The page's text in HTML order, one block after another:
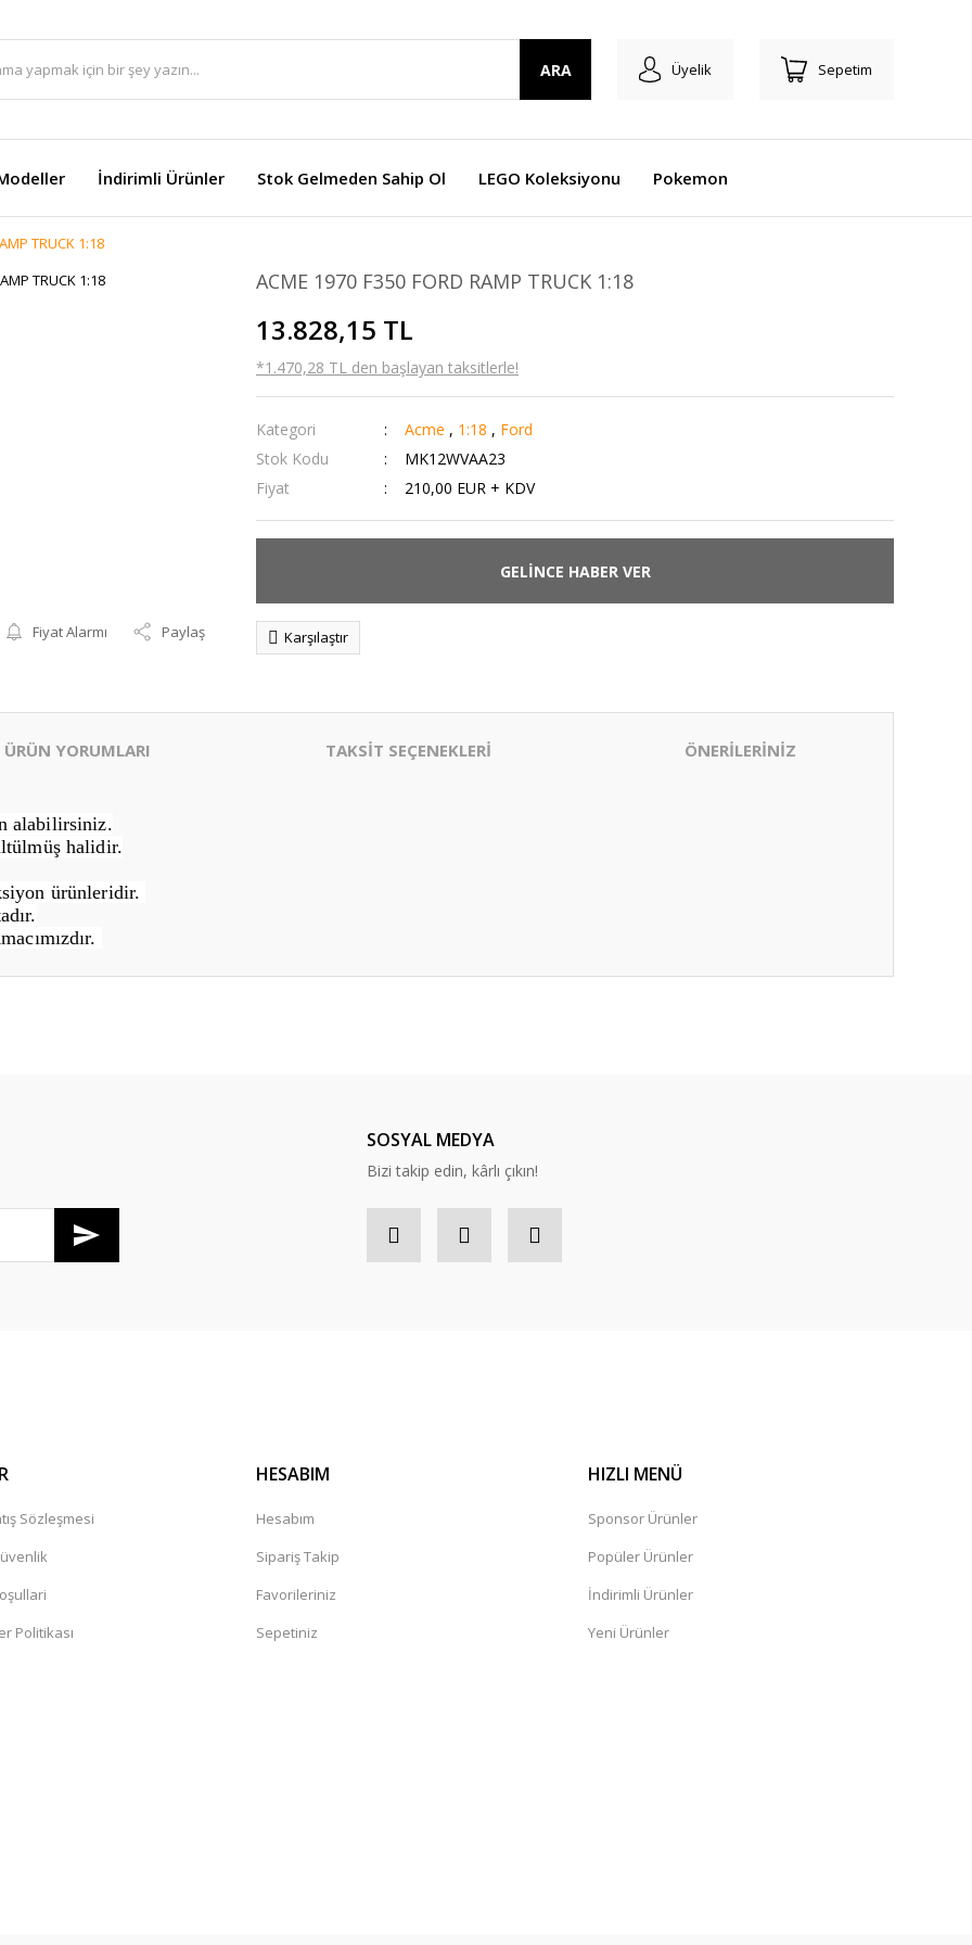
ARA Üyelik Sepetim
İndirimli Ürünler Stok Gelmeden Sahip Ol LEGO Koleksiyonu Pokemon
TRUCK 1:18
Fiyat Alarmı Paylaş
ACME 1970 F350 FORD RAMP TRUCK 1:18
13.828,15 TL
*1.470,28 TL den başlayan taksitlerle!
Kategori Acme , 1:18 , Ford
Stok Kodu
MK12WVAA23
Fiyat
210,00 EUR + KDV
GELİNCE HABER VER
Karşılaştır
ÜRÜN YORUMLARI TAKSİT SEÇENEKLERİ ÖNERİLERİNİZ
alabilirsiniz.
halidir.
ürünleridir.
SOSYAL MEDYA
Bizi takip edin, kârlı çıkın!
Sözleşmesi
Politikası
HESABIM
Hesabım
Sipariş Takip
Favorileriniz
Sepetiniz
HIZLI MENÜ
Sponsor Ürünler
Popüler Ürünler
İndirimli Ürünler
Yeni Ürünler